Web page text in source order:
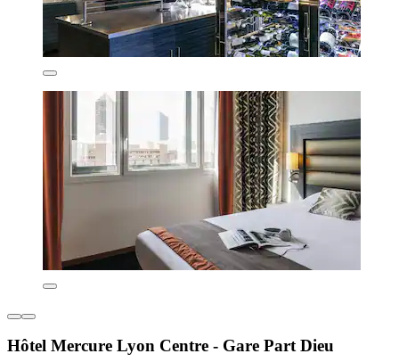
Hôtel Mercure Lyon Centre - Gare Part Dieu